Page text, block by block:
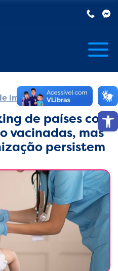
Barra
imprensa
de países com
vacinadas, mas
persistem